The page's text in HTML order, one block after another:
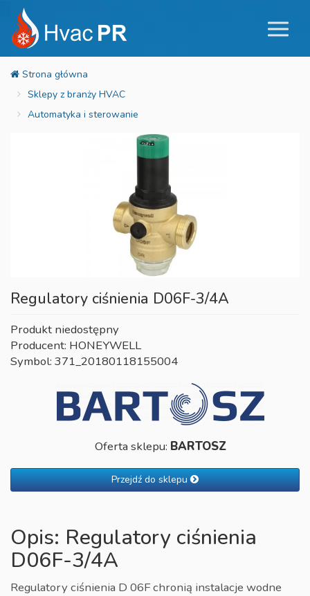
Sklepy z branży HVAC
Automatyka i sterowanie
Regulatory ciśnienia D06F-3/4A
Produkt niedostępny
Producent: HONEYWELL
Symbol: 371_20180118155004
Oferta sklepu: BARTOSZ
Przejdź do sklepu
Opis: Regulatory ciśnienia
D06F-3/4A
Regulatory ciśnienia D 06F chronią instalacje wodne